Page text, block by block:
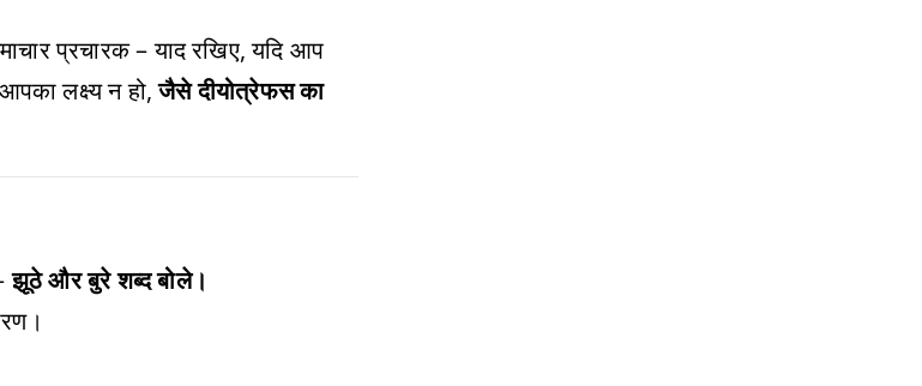
प्रचारक – याद रखिए, यदि आप
आपका लक्ष्य न हो,जैसे दीयोत्रेफस का
झूठे और बुरे शब्द बोले।